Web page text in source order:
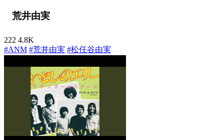
荒井由実
222 4.8K
#ANM #荒井由実 #松任谷由実